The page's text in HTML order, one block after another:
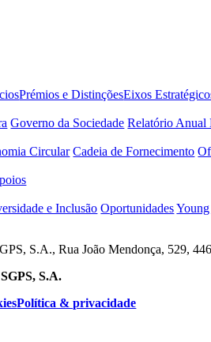
Prémios e DistinçõesEixos
Governo da Sociedade Relatório Anual
Circular Cadeia de Fornecimento
e Inclusão Oportunidades
S.A., Rua João Mendonça, 529,
S.A.
Política & privacidade